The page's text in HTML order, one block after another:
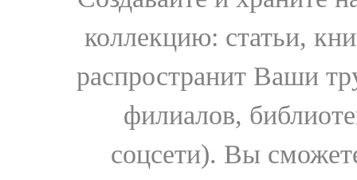
коллекцию: статьи,
распространит Ваши
филиалов,
соцсети). Вы